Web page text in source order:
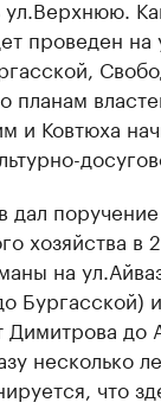
ул.Верхнюю.
проведен на
планам
и Ковтюха
дал
хозяйства в
на
Бургасской)
до
несколько
что